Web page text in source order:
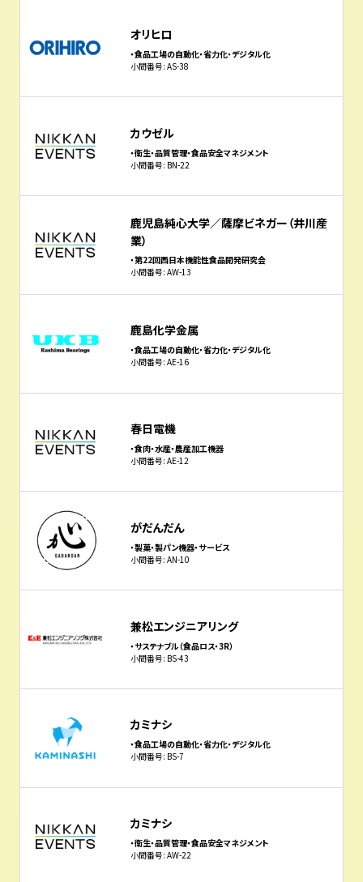
オリヒロ
・食品工場の自動化・省力化・デジタル化
小間番号: AS-38
カウゼル
・衛生・品質管理・食品安全マネジメント
小間番号: BN-22
鹿児島純心大学／薩摩ビネガー（井川産
業）
・第22回西日本機能性食品開発研究会
小間番号: AW-13
鹿島化学金属
・食品工場の自動化・省力化・デジタル化
小間番号: AE-16
春日電機
・食肉・水産・農産加工機器
小間番号: AE-12
がだんだん
・製菓・製パン機器・サービス
小間番号: AN-10
兼松エンジニアリング
・サステナブル（食品ロス・3R）
小間番号: BS-43
カミナシ
・食品工場の自動化・省力化・デジタル化
小間番号: BS-7
カミナシ
・衛生・品質管理・食品安全マネジメント
小間番号: AW-22